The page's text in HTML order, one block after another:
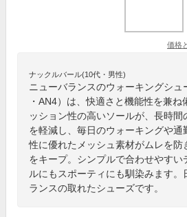
価格
ナックルバール(10代・男性)
ニューバランスのウォーキングシ
・AN4）は、快適さと機能性を兼ね
ッション性の高いソールが、長時間
を軽減し、毎日のウォーキングや
性に優れたメッシュ素材がムレを防
をキープ。シンプルで合わせやすい
ルにもスポーティにも馴染みます
ランスの取れたシューズです。